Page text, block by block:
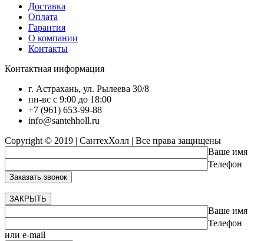
Доставка
Оплата
Гарантия
О компании
Контакты
Контактная информация
г. Астрахань, ул. Рылеева 30/8
пн-вс с 9:00 до 18:00
+7 (961) 653-99-88
info@santehholl.ru
Copyright © 2019 | СантехХолл | Все права защищены
Ваше имя
Телефон
ЗАКРЫТЬ
Ваше имя
Телефон
или e-mail